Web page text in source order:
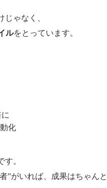
ゃなく、
ルをとっています。
化
。
”がいれば、成果はちゃんと